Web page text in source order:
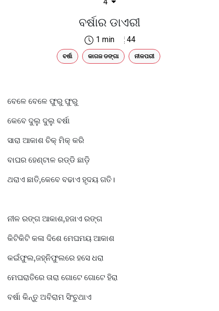
ବର୍ଷାର ଡାଏରୀ
1 min 44
ବର୍ଷା କାଗଜ ଡଙ୍ଗା ନୀଳପରୀ
ବେଳେ ବେଳେ ଫୁରୁ ଫୁରୁ
କେବେ ଦୁଲୁ ଦୁଲୁ ବର୍ଷା
ସାରା ଆକାଶ ଚିକ୍ ମିକ୍ କରି
ବାଘର ହେଣ୍ଟାଳ ରଡ୍ଡି ଛାଡ଼ି
ଥରାଏ ଛାତି,କେବେ ବଢାଏ ହୃଦୟ ଗତି।
ନୀଳ ରଙ୍ଗ ଆକାଶ,ହଜାଏ ରଙ୍ଗ
କିଟିକିଟି କଳା ଦିଶେ ମେଘମୟ ଆକାଶ
କଇଁଫୁଲ,ଜହ୍ନିଫୁଲରେ ହସେ ଧରା
ମେଘରାତିରେ ତାରା ଗୋଟେ ଗୋଟେ ହିରା
ବର୍ଷା କିନ୍ତୁ ଅବିରାମ ସିଂଚୁଥାଏ